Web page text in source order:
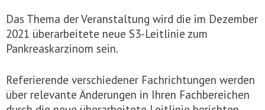
Das Thema der Veranstaltung wird die im Dezember
2021 überarbeitete neue S3-Leitlinie zum
Pankreaskarzinom sein.
Referierende verschiedener Fachrichtungen werden
über relevante Änderungen in Ihren Fachbereichen